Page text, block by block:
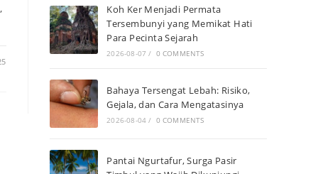
Koh Ker Menjadi Permata
Tersembunyi yang Memikat Hati
Para Pecinta Sejarah
2026-08-07 / 0 COMMENTS
Bahaya Tersengat Lebah: Risiko,
Gejala, dan Cara Mengatasinya
2026-08-04 / 0 COMMENTS
Pantai Ngurtafur, Surga Pasir